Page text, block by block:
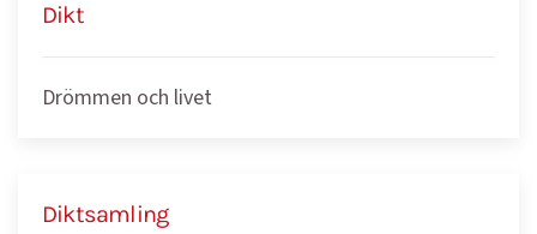
Dikt
Drömmen och livet
Diktsamling